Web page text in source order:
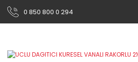
0 850 800 0 294